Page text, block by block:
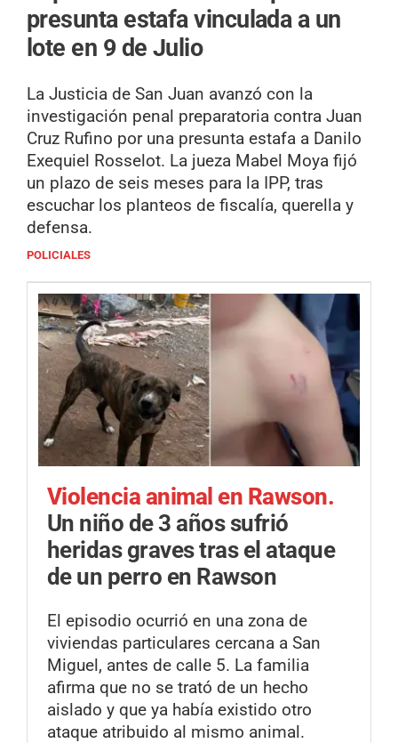
presunta estafa vinculada a un
lote en 9 de Julio
La Justicia de San Juan avanzó con la
investigación penal preparatoria contra Juan
Cruz Rufino por una presunta estafa a Danilo
Exequiel Rosselot. La jueza Mabel Moya fijó
un plazo de seis meses para la IPP, tras
escuchar los planteos de fiscalía, querella y
defensa.
POLICIALES
Violencia animal en Rawson.
Un niño de 3 años sufrió
heridas graves tras el ataque
de un perro en Rawson
El episodio ocurrió en una zona de
viviendas particulares cercana a San
Miguel, antes de calle 5. La familia
afirma que no se trató de un hecho
aislado y que ya había existido otro
ataque atribuido al mismo animal.